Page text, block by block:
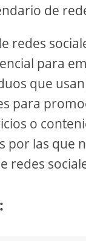
de
redes
para
que
para
o
por las que
redes